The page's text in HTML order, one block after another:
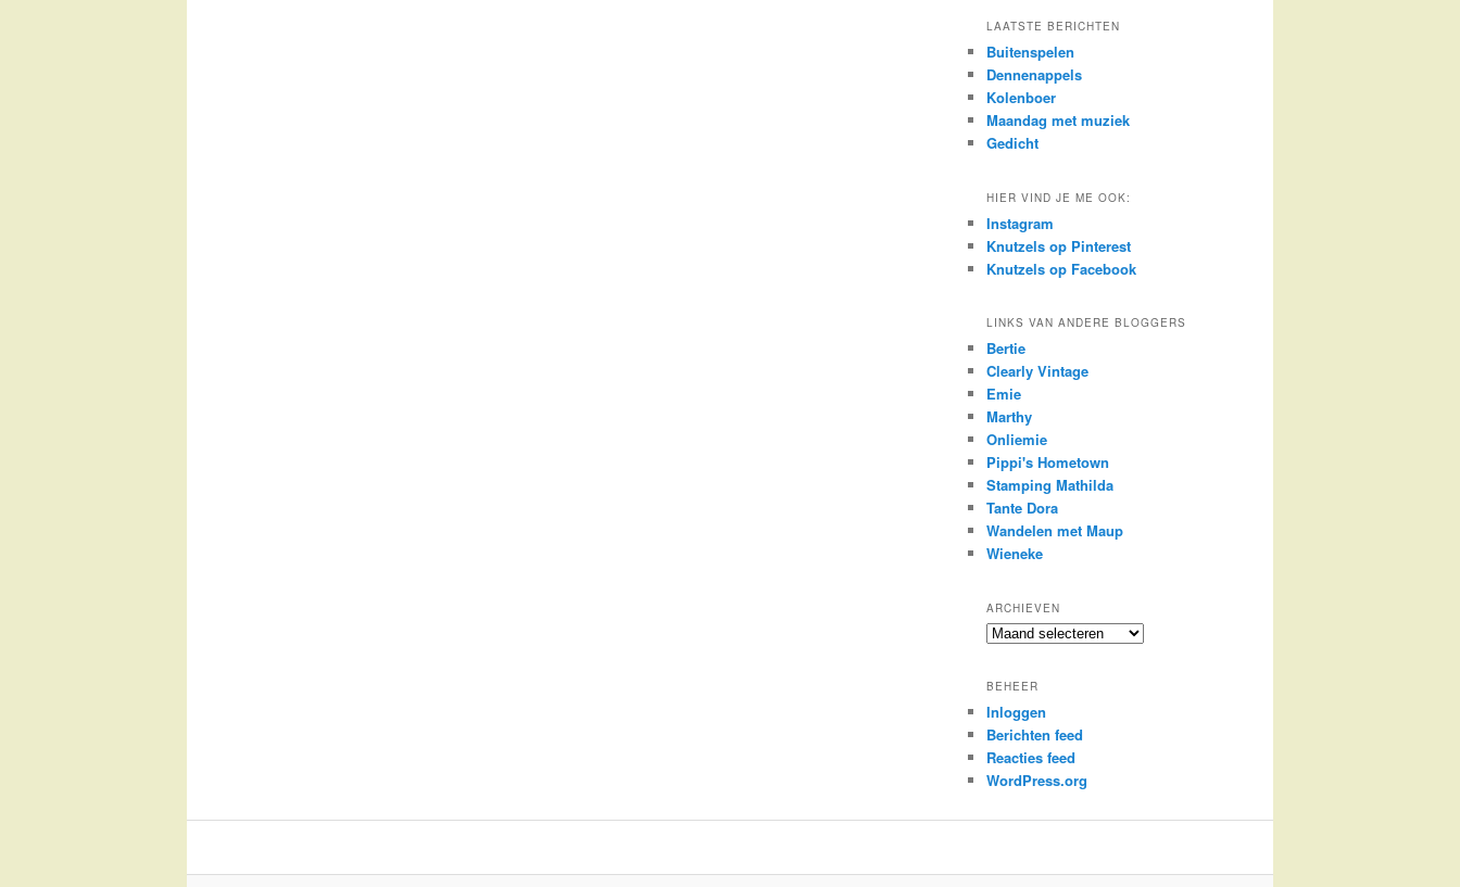
r
h
LAATSTE BERICHTEN
Buitenspelen
Dennenappels
Kolenboer
Maandag met muziek
Gedicht
HIER VIND JE ME OOK:
Instagram
Knutzels op Pinterest
Knutzels op Facebook
LINKS VAN ANDERE BLOGGERS
Bertie
Clearly Vintage
Emie
Marthy
Onliemie
Pippi's Hometown
Stamping Mathilda
Tante Dora
Wandelen met Maup
Wieneke
ARCHIEVEN
Archieven
BEHEER
Inloggen
Berichten feed
Reacties feed
WordPress.org